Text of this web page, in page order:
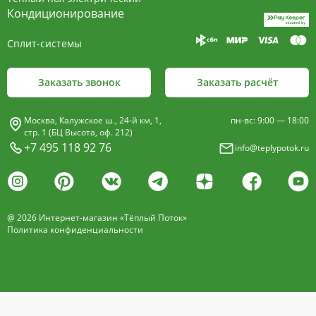
пластины, покрыт износостойким порошковым
покрытием чёрного цвета.
- изготавливается двух типов: рулонная и
анодированный алюминий четырёх цветов -
золото, бронза, чёрный, серебро (без доплат)
дерево – дуб натуральный
нержавеющая сталь
Кондиционирование
Сплит-системы
Заказать звонок Заказать расчёт
Москва, Калужское ш., 24-й км, 1,
стр. 1 (БЦ Высота, оф. 212)
+7 495 118 92 76
пн-вс: 9:00 — 18:00
info@teplypotok.ru
@ 2026 Интернет-магазин «Тёплый Поток»
Политика конфиденциальности